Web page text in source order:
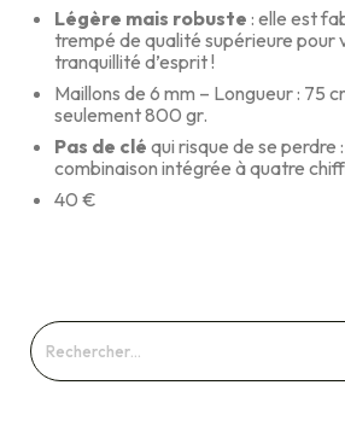
Légère mais robuste : elle est
trempé de qualité supérieure pour
tranquillité d’esprit !
Maillons de 6 mm – Longueur : 75
seulement 800 gr.
Pas de clé qui risque de se perdre
combinaison intégrée à quatre
40 €